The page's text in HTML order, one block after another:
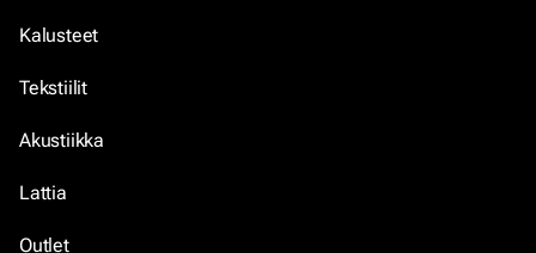
Kalusteet
Tekstiilit
Akustiikka
Lattia
Outlet